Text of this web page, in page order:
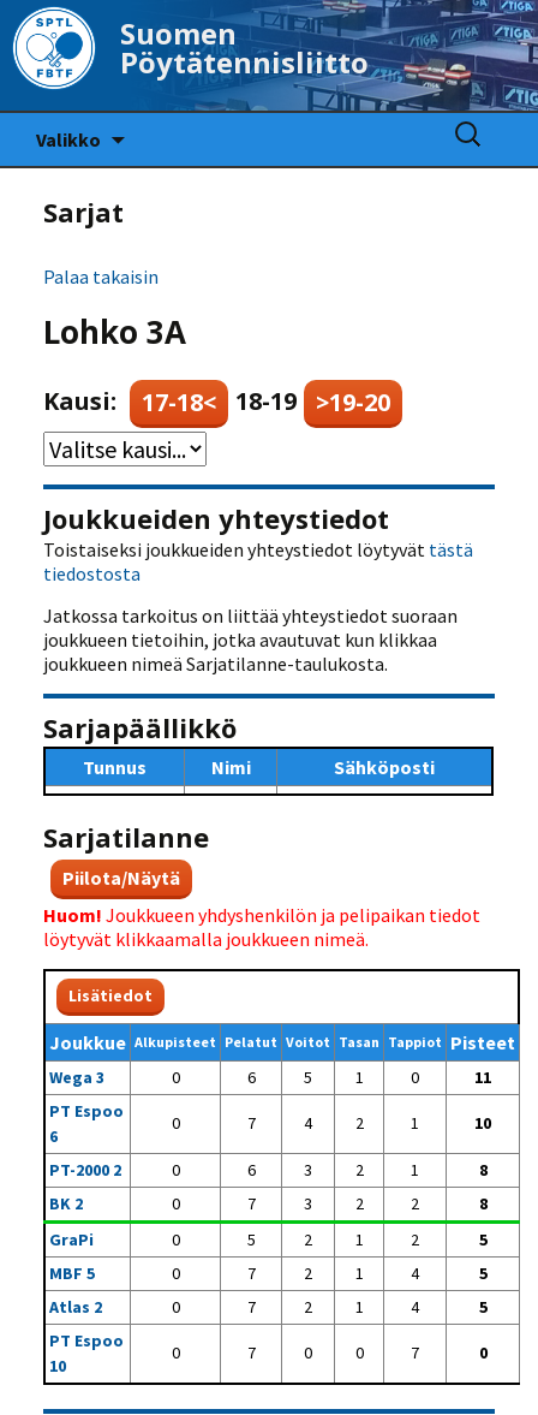
Suomen
Pöytätennisliitto
Valikko
Haku:
Sarjat
Palaa takaisin
Lohko 3A
Kausi: 17-18< 18-19 >19-20
Joukkueiden yhteystiedot
Toistaiseksi joukkueiden yhteystiedot löytyvät tästä
tiedostosta
Jatkossa tarkoitus on liittää yhteystiedot suoraan
joukkueen tietoihin, jotka avautuvat kun klikkaa
joukkueen nimeä Sarjatilanne-taulukosta.
Sarjapäällikkö
Tunnus Nimi Sähköposti
Sarjatilanne
Piilota/Näytä
Huom! Joukkueen yhdyshenkilön ja pelipaikan tiedot
löytyvät klikkaamalla joukkueen nimeä.
Lisätiedot
Joukkue Alkupisteet Pelatut Voitot Tasan Tappiot Pisteet
Wega 3 0 6 5 1 0
11
PT Espoo
6
0 7 4 2 1 10
PT-2000 2 0 6 3 2 1
8
BK 2
0 7 3 2 2
8
GraPi
0 5 2 1 2
5
MBF 5
0 7 2 1 4
5
Atlas 2
0 7 2 1 4
5
PT Espoo
10
0 7 0 0 7 0